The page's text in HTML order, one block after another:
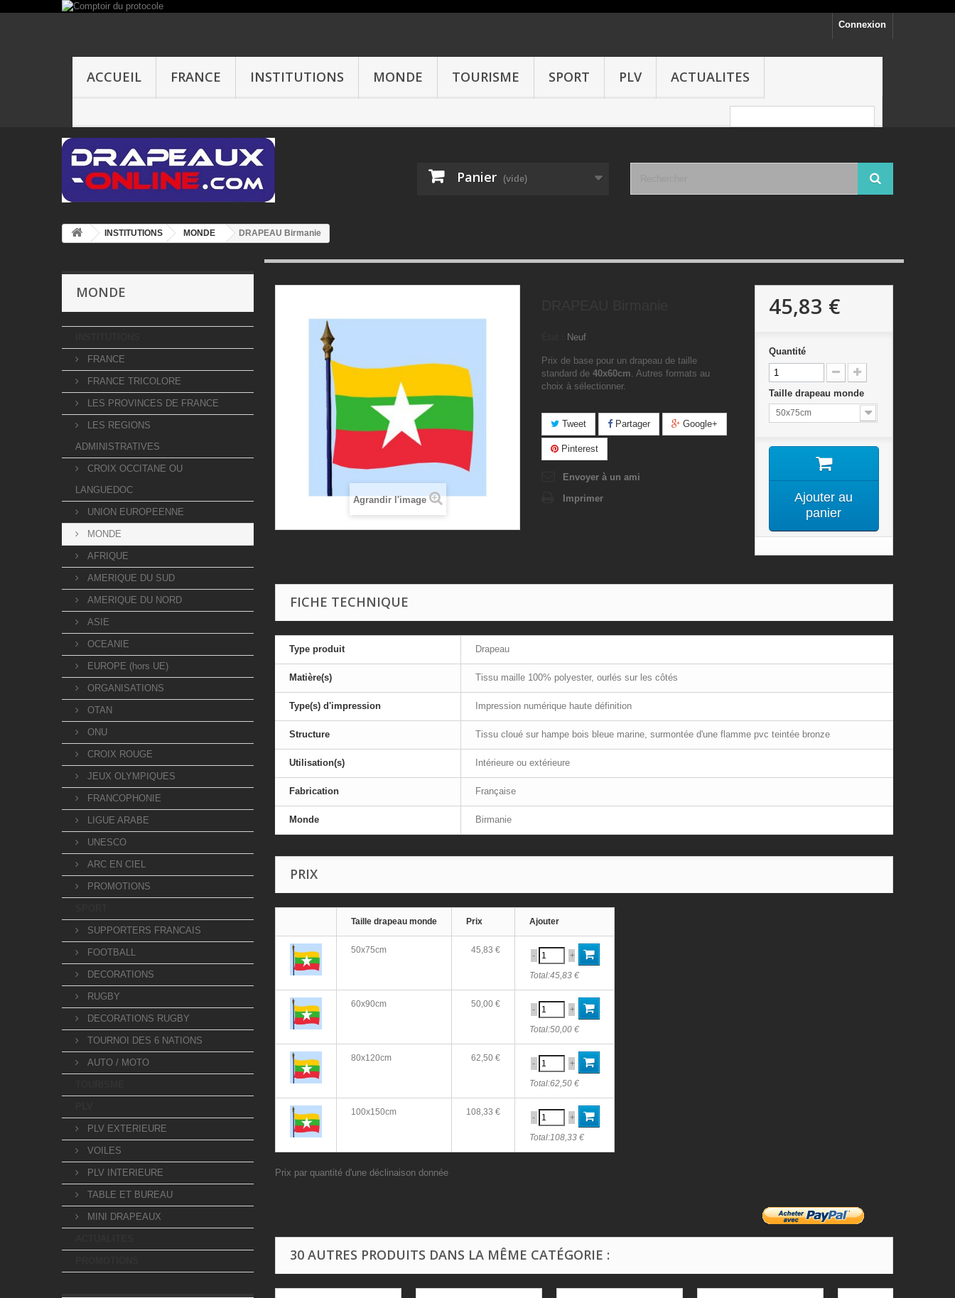
Connexion
ACCUEIL FRANCE INSTITUTIONS MONDE TOURISME SPORT PLV ACTUALITES
Panier (vide)
INSTITUTIONS MONDE DRAPEAU Birmanie
MONDE
FRANCE
FRANCE TRICOLORE
LES PROVINCES DE FRANCE
LES REGIONS
ADMINISTRATIVES
CROIX OCCITANE OU
LANGUEDOC
UNION EUROPEENNE
MONDE
AFRIQUE
AMERIQUE DU SUD
AMERIQUE DU NORD
ASIE
OCEANIE
EUROPE (hors UE)
ORGANISATIONS
OTAN
ONU
CROIX ROUGE
JEUX OLYMPIQUES
FRANCOPHONIE
LIGUE ARABE
UNESCO
ARC EN CIEL
PROMOTIONS
SUPPORTERS FRANCAIS
FOOTBALL
DECORATIONS
RUGBY
DECORATIONS RUGBY
TOURNOI DES 6 NATIONS
AUTO / MOTO
PLV EXTERIEURE
VOILES
PLV INTERIEURE
TABLE ET BUREAU
MINI DRAPEAUX
Agrandir l'image
Neuf
Prix de base pour un drapeau de taille
standard de 40x60cm. Autres formats au
choix à sélectionner.
Tweet Partager Google+
Pinterest
Envoyer à un ami
Imprimer
45,83 €
Quantité
Taille drapeau monde
50x75cm
Ajouter au
panier
FICHE TECHNIQUE
Type produit Drapeau
Matière(s) Tissu maille 100% polyester, ourlés sur les côtés
Type(s) d'impression Impression numérique haute définition
Structure Tissu cloué sur hampe bois bleue marine, surmontée d'une flamme pvc teintée bronze
Utilisation(s) Intérieure ou extérieure
Fabrication Française
Monde Birmanie
PRIX
Taille drapeau monde Prix Ajouter
50x75cm 45,83 €
-
+
Total:45,83 €
60x90cm 50,00 €
-
+
Total:50,00 €
80x120cm 62,50 €
-
+
Total:62,50 €
100x150cm 108,33 €
-
+
Total:108,33 €
Prix par quantité d'une déclinaison donnée
30 AUTRES PRODUITS DANS LA MÊME CATÉGORIE :